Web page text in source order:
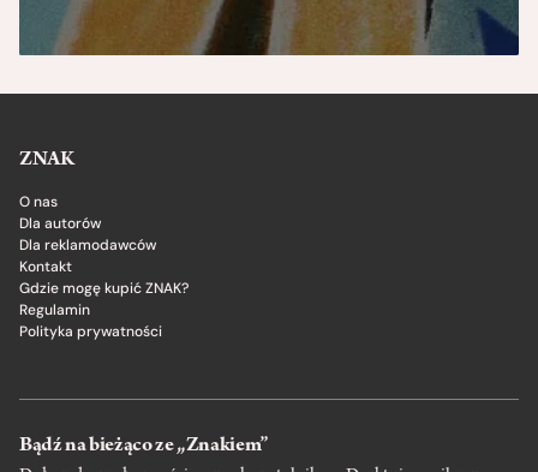
ZNAK
O nas
Dla autorów
Dla reklamodawców
Kontakt
Gdzie mogę kupić ZNAK?
Regulamin
Polityka prywatności
Bądź na bieżąco ze „Znakiem”